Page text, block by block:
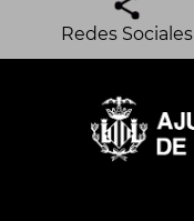
Redes Sociales